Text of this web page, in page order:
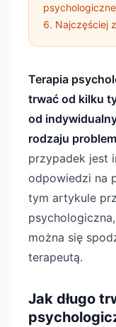
Najczęściej
Terapia
trwać od kilku
od
rodzaju
przypadek jest
odpowiedzi na
tym artykule
można się
terapeutą.
Jak długo